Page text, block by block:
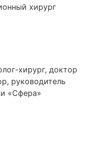
хирург
хирург, доктор
руководитель
«Сфера»